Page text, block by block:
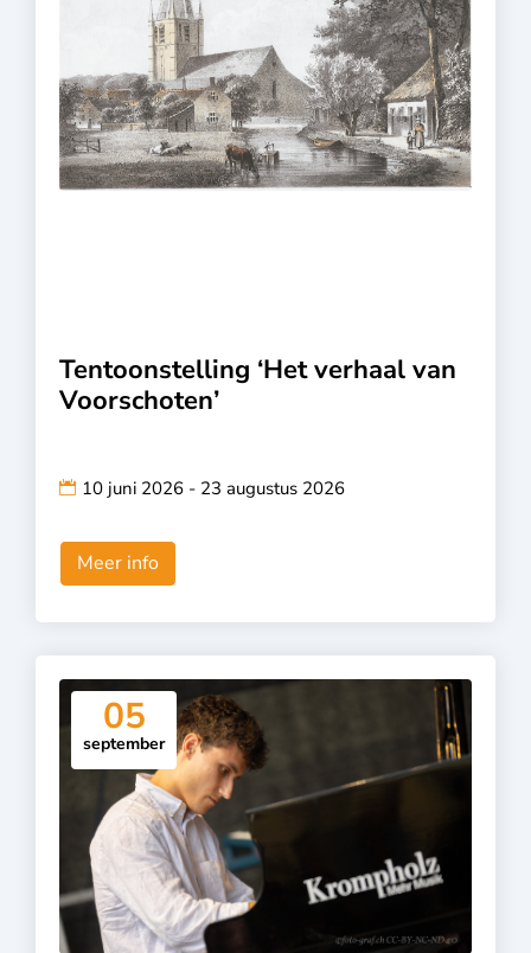
Tentoonstelling ‘Het verhaal van
Voorschoten’
10 juni 2026 - 23 augustus 2026
Meer info
05
september